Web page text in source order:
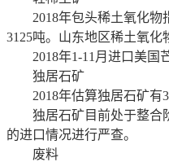
2018年包头稀土氧化物指
3125吨。山东地区稀土氧化
2018年1-11月进口美国芒
独居石矿
2018年估算独居石矿有3
独居石矿目前处于整合阶
的进口情况进行严查。
废料